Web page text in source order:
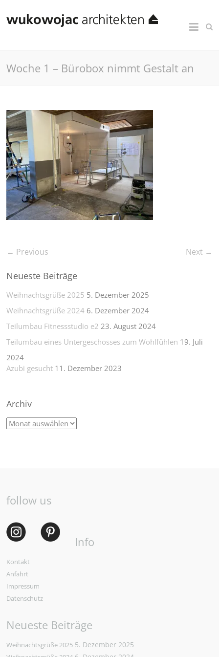
Woche 1 – Bürobox nimmt Gestalt an
← Previous Next →
Neueste Beiträge
Weihnachtsgrüße 2025 5. Dezember 2025
Weihnachtsgrüße 2024 6. Dezember 2024
Teilumbau Fitnessstudio e2 23. August 2024
Teilumbau eines Untergeschosses zum Wohlfühlen 19. Juli
2024
Azubi gesucht 11. Dezember 2023
Archiv
follow us
Info
Kontakt
Anfahrt
Impressum
Datenschutz
Neueste Beiträge
Weihnachtsgrüße 2025 5. Dezember 2025